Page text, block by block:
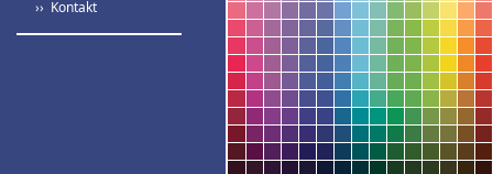
›› Kontakt